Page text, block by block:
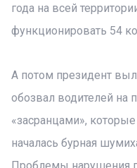
года на всей
функционировать 54
А потом президент
обозвал водителей на
«засранцами»,
началась бурная